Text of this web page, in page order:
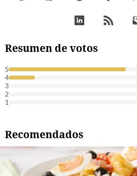
Resumen de votos
5
4
3
2
1
Recomendados